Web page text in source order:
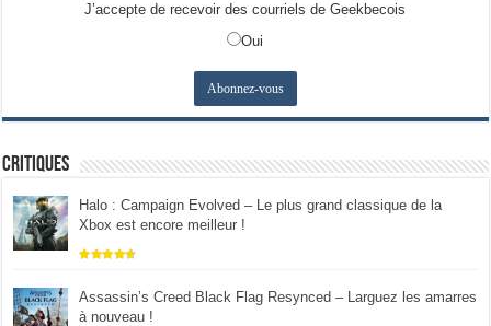
J’accepte de recevoir des courriels de Geekbecois
Oui
Critiques
Halo : Campaign Evolved – Le plus grand classique de la
Xbox est encore meilleur !
Assassin’s Creed Black Flag Resynced – Larguez les amarres
à nouveau !